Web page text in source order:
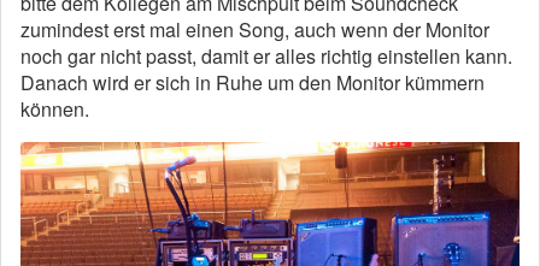
zumindest erst mal einen Song, auch wenn der Monitor
noch gar nicht passt, damit er alles richtig einstellen kann.
Danach wird er sich in Ruhe um den Monitor kümmern
können.